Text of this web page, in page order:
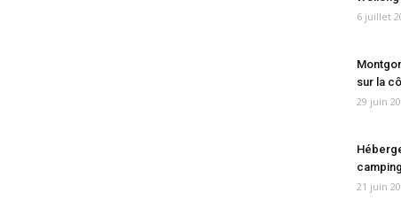
6 juillet
sur la
29 juin
21 juin